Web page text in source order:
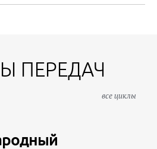
ПЕРЕДАЧ
все циклы